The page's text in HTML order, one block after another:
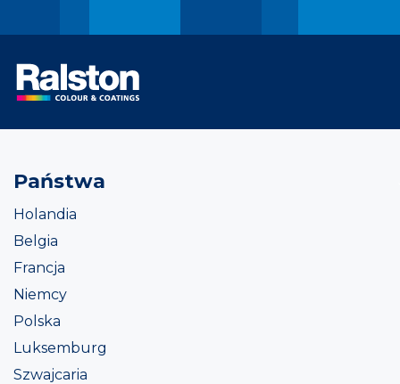
Państwa
Holandia
Belgia
Francja
Niemcy
Polska
Luksemburg
Szwajcaria